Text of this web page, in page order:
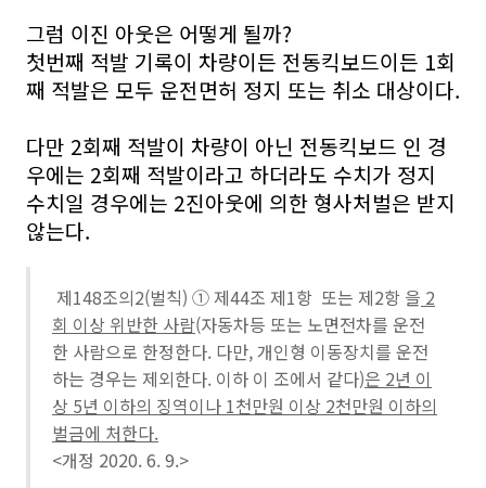
그럼 이진 아웃은 어떻게 될까?
첫번째 적발 기록이 차량이든 전동킥보드이든 1회
째 적발은 모두 운전면허 정지 또는 취소 대상이다.
다만 2회째 적발이 차량이 아닌 전동킥보드 인 경
우에는 2회째 적발이라고 하더라도 수치가 정지
수치일 경우에는 2진아웃에 의한 형사처벌은 받지
않는다.
제148조의2(벌칙) ① 제44조 제1항 또는 제2항 을 2
회 이상 위반한 사람(자동차등 또는 노면전차를 운전
한 사람으로 한정한다. 다만, 개인형 이동장치를 운전
하는 경우는 제외한다. 이하 이 조에서 같다)은 2년 이
상 5년 이하의 징역이나 1천만원 이상 2천만원 이하의
벌금에 처한다.
<개정 2020. 6. 9.>